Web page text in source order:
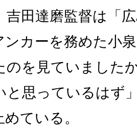
吉田達磨監督は「
ンカーを務めた小
のを見ていました
と思っているはず
ている。